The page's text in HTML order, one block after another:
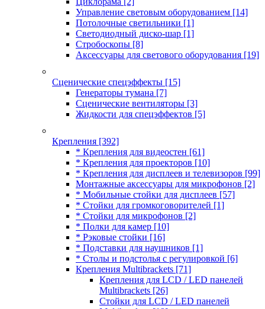
Управление световым оборудованием [14]
Потолочные светильники [1]
Светодиодный диско-шар [1]
Стробоскопы [8]
Аксессуары для светового оборудования [19]
Сценические спецэффекты [15]
Генераторы тумана [7]
Сценические вентиляторы [3]
Жидкости для спецэффектов [5]
Крепления [392]
* Крепления для видеостен [61]
* Крепления для проекторов [10]
* Крепления для дисплеев и телевизоров [99]
Монтажные аксессуары для микрофонов [2]
* Мобильные стойки для дисплеев [57]
* Стойки для громкоговорителей [1]
* Стойки для микрофонов [2]
* Полки для камер [10]
* Рэковые стойки [16]
* Подставки для наушников [1]
* Столы и подстолья с регулировкой [6]
Крепления Multibrackets [71]
Крепления для LCD / LED панелей
Multibrackets [26]
Стойки для LCD / LED панелей